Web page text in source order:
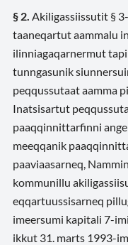
§ 2. Akiligassiissutit §
taaneqartut aammalu
ilinniagaqarnermut
tunngasunik
peqqussutaat aamma
Inatsisartut
paaqqinnittarfinni
meeqqanik
paaviaasarneq,
kommunillu
eqqartuussisarneq
imeersumi kapitali 7-
ikkut 31. marts 1993-